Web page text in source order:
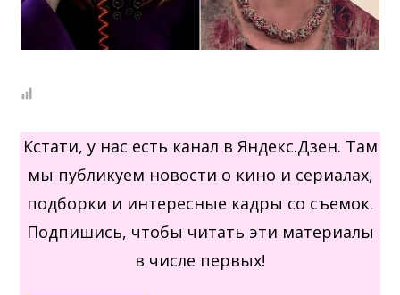
Кстати, у нас есть канал в Яндекс.Дзен. Там
мы публикуем новости о кино и сериалах,
подборки и интересные кадры со съемок.
Подпишись, чтобы читать эти материалы
в числе первых!